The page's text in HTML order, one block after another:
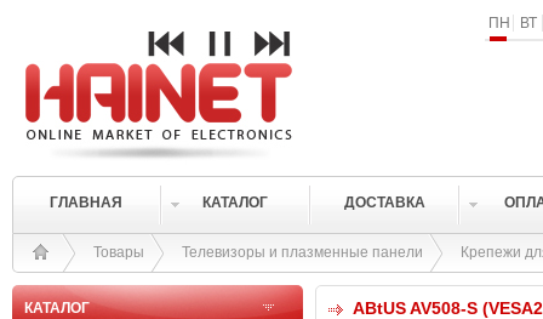
ПН ВТ
ГЛАВНАЯ КАТАЛОГ ДОСТАВКА
Товары Телевизоры и плазменные панели Крепежи
КАТАЛОГ ABtUS AV508-S